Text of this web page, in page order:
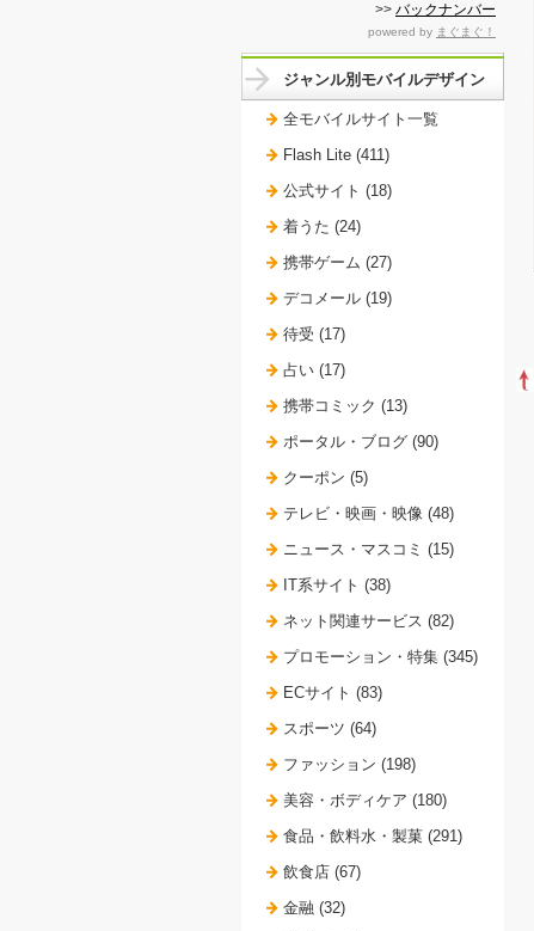
>> バックナンバー
powered by まぐまぐ！
ジャンル別モバイルデザイン
全モバイルサイト一覧
Flash Lite (411)
公式サイト (18)
着うた (24)
携帯ゲーム (27)
デコメール (19)
待受 (17)
占い (17)
携帯コミック (13)
ポータル・ブログ (90)
クーポン (5)
テレビ・映画・映像 (48)
ニュース・マスコミ (15)
IT系サイト (38)
ネット関連サービス (82)
プロモーション・特集 (345)
ECサイト (83)
スポーツ (64)
ファッション (198)
美容・ボディケア (180)
食品・飲料水・製菓 (291)
飲食店 (67)
金融 (32)